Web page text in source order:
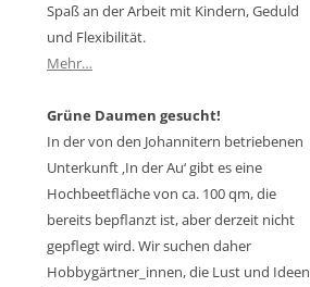
Spaß an der Arbeit mit Kindern, Geduld
und Flexibilität.
Mehr…
Grüne Daumen gesucht!
In der von den Johannitern betriebenen
Unterkunft ‚In der Au‘ gibt es eine
Hochbeetfläche von ca. 100 qm, die
bereits bepflanzt ist, aber derzeit nicht
gepflegt wird. Wir suchen daher
Hobbygärtner_innen, die Lust und Ideen